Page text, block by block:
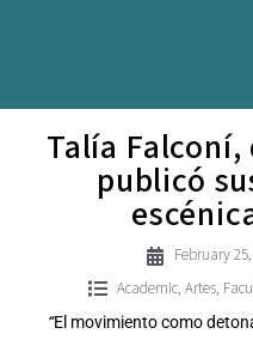
Talía
publicó
February
Academic, Artes,
“El movimiento como